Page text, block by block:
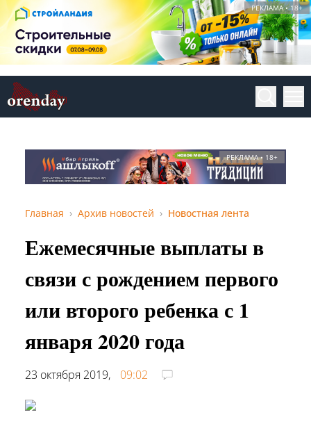
РЕКЛАМА • 18+
РЕКЛАМА • 18+
Главная Архив новостей Новостная лента
Ежемесячные выплаты в
связи с рождением первого
или второго ребенка с 1
января 2020 года
23 октября 2019, 09:02